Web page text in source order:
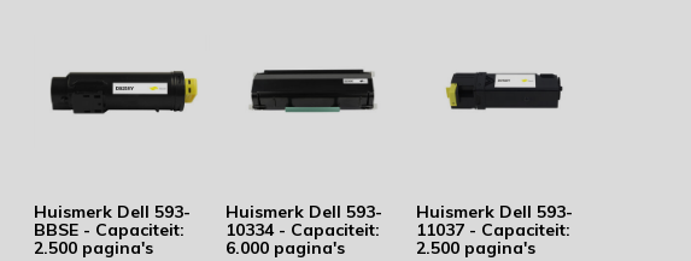
Huismerk Dell 593-
BBSE - Capaciteit:
2.500 pagina's
Huismerk Dell 593-
10334 - Capaciteit:
6.000 pagina's
Huismerk Dell 593-
11037 - Capaciteit:
2.500 pagina's